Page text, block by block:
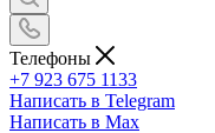
Телефоны
+7 923 675 1133
Написать в Telegram
Написать в Max